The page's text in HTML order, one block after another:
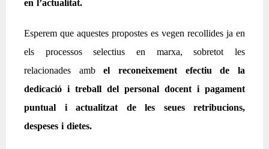
en l’actualitat.
Esperem que aquestes propostes es vegen recollides ja en
els processos selectius en marxa, sobretot les
relacionades ambel reconeixement efectiu de la
dedicació i treball del personal docent i pagament
puntual i actualitzat de les seues retribucions,
despeses i dietes.